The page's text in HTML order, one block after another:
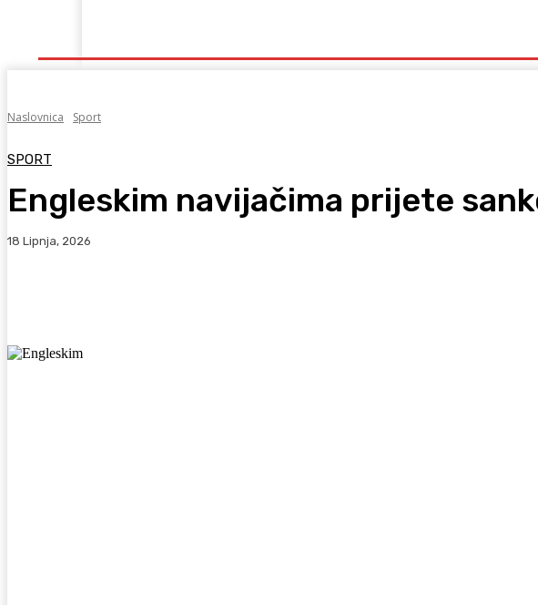
Naslovnica
Sport
SPORT
Engleskim navijačima prijete
18 Lipnja, 2026